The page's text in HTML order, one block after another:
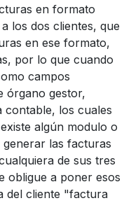
en formato
los dos clientes, que
en ese formato,
por lo que cuando
campos
órgano gestor,
contable, los cuales
algún modulo o
las facturas
de sus tres
obligue a poner esos
del cliente "factura